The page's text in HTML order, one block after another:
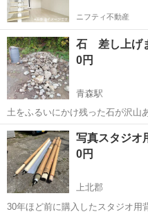
ニフティ不動産
石 差し上げ
0円
青森駅
土をふるいにかけ残った石が沢山あります。 好きなだ
ださい。 サイズは最小で5cm これからも沢山出てきます。 現場は青
青森 青森市 青森駅 家
写真スタジオ
0円
上北郡
30年ほど前に購入したスタジオ用